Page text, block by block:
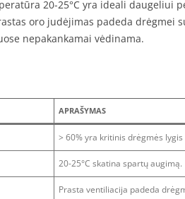
20-25°C yra ideali daugeliui
oro judėjimas padeda drėgmei
nepakankamai vėdinama.
APRAŠYMAS
> 60% yra kritinis drėgmės
20-25°C skatina spartų augimą.
Prasta ventiliacija padeda